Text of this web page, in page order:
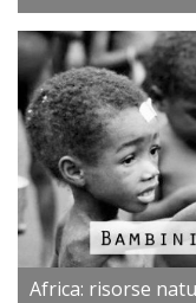
Africa: risorse